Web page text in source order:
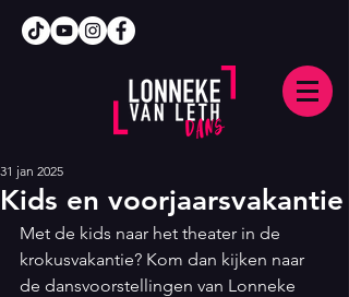
Kids en voorjaarsvakantie
31 jan 2025
Met de kids naar het theater in de
krokusvakantie? Kom dan kijken naar
de dansvoorstellingen van Lonneke